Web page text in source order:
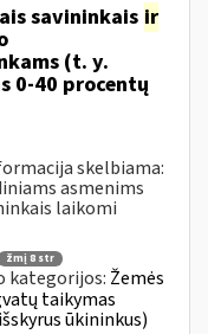
savininkais ir
(t. y.
0-40 procentų
skelbiama:
asmenims
laikomi
žmį 8 str
kategorijos: Žemės
taikymas
ūkininkus)